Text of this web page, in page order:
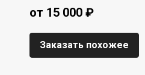
Заказать похожее
от 15 000 ₽